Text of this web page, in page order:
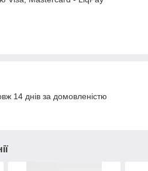
14 днів за домовленістю